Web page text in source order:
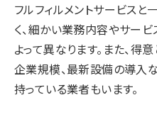
フルフィルメントサービス
く、細かい業務内容やサー
よって異なります。また、得
企業規模、最新設備の導入
持っている業者もいます。